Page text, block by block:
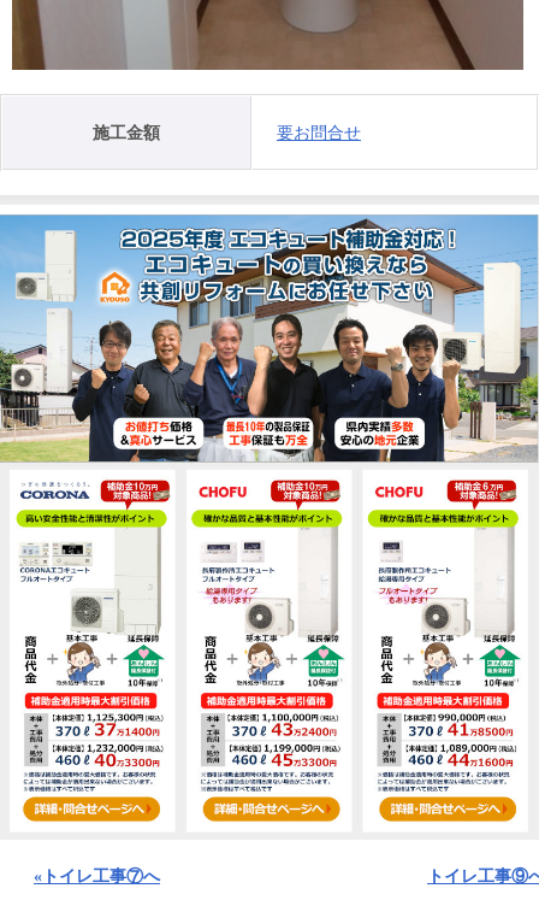
施工金額 要お問合せ
«トイレ工事⑦へ トイレ工事⑨